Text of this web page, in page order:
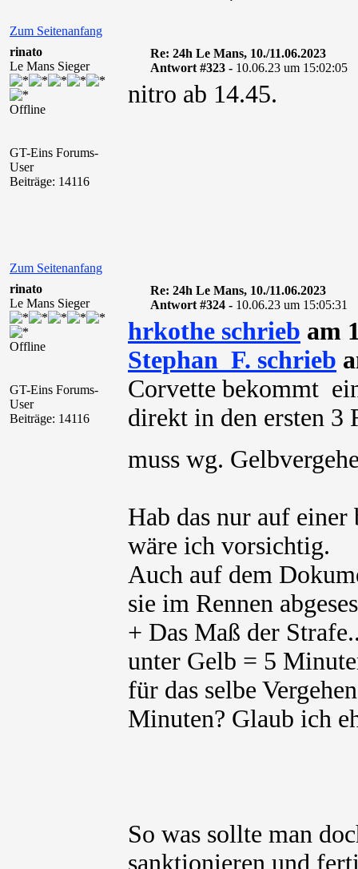
Zum Seitenanfang
rinato
Le Mans Sieger
Offline
GT-Eins Forums-
User
Beiträge: 14116
Re: 24h Le Mans, 10./11.06.2023
Antwort #323 - 10.06.23 um 15:02:05
nitro ab 14.45.
Zum Seitenanfang
rinato
Le Mans Sieger
Offline
GT-Eins Forums-
User
Beiträge: 14116
Re: 24h Le Mans, 10./11.06.2023
Antwort #324 - 10.06.23 um 15:05:31
hrkothe schrieb am
Stephan_F. schrieb
Corvette bekommt
direkt in den ersten 3
muss wg.
Hab das nur auf einer
wäre ich vorsichtig.
Auch auf dem
sie im Rennen
+ Das Maß der
unter Gelb = 5
für das selbe
Minuten? Glaub ich
So was sollte man
sanktionieren und